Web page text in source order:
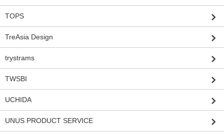
TOPS
TreAsia Design
trystrams
TWSBI
UCHIDA
UNUS PRODUCT SERVICE